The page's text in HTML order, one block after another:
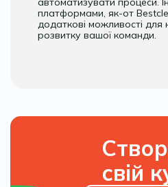
платформами, як-от
додаткові можливості для
розвитку вашої команди.
свій